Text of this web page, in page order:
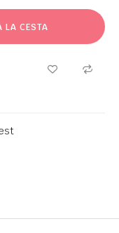
LA CESTA